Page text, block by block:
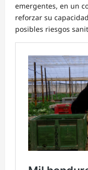
emergentes, en un
reforzar su
posibles riesgos